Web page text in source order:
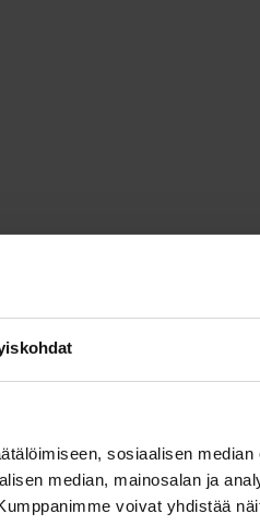
sosiaalisen
median, mainosalan ja
voivat yhdistää
"*" näyttää pakolliset